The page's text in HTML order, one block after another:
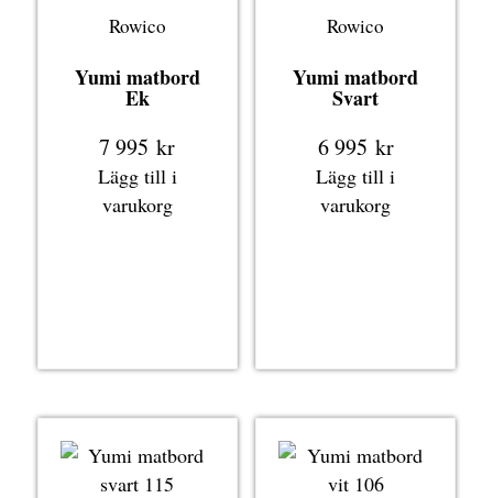
Rowico
Yumi matbord
Ek
7 995kr
Lägg till i
varukorg
Rowico
Yumi matbord
Svart
6 995 kr
Lägg till i
varukorg